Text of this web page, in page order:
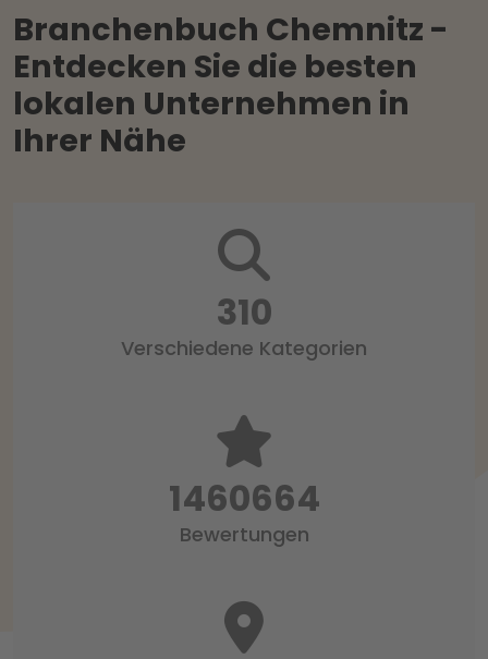
Branchenbuch Chemnitz -
Entdecken Sie die besten
lokalen Unternehmen in
Ihrer Nähe
318
Verschiedene Kategorien
1497519
Bewertungen